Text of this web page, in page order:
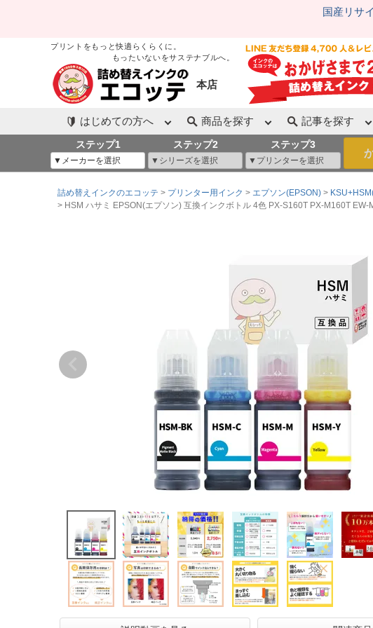
国産リサ
プリントをもっと快適らくらくに。
もったいないをサステナブルへ。
本店
はじめての方へ 商品を探す 記事を探す
ステップ1 ステップ2 ステップ3
詰め替えインクのエコッテ プリンター用インク エプソン(EPSON)
HSM ハサミ EPSON(エプソン) 互換インクボトル 4色 PX-S160T PX-M160T